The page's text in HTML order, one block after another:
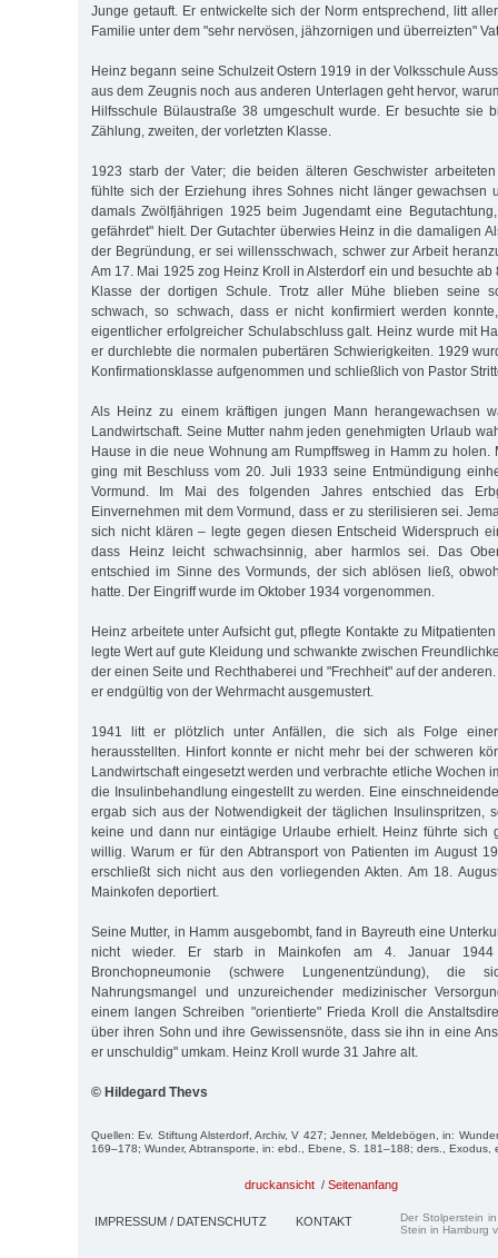
Junge getauft. Er entwickelte sich der Norm entsprechend, litt
Familie unter dem "sehr nervösen, jäh­zornigen und überreizten"
Heinz begann seine Schulzeit Ostern 1919 in der Volksschule
aus dem Zeugnis noch aus anderen Unterlagen geht hervor,
Hilfsschule Bülaustraße 38 umgeschult wurde. Er besuchte sie
Zählung, zweiten, der vorletzten Klasse.
1923 starb der Vater; die beiden älteren Geschwister
fühlte sich der Erziehung ihres Sohnes nicht länger gewachsen
damals Zwölfjährigen 1925 beim Jugendamt eine
gefährdet" hielt. Der Gutachter überwies Heinz in die damaligen
der Begründung, er sei willensschwach, schwer zur Arbeit
Am 17. Mai 1925 zog Heinz Kroll in Alsterdorf ein und besuchte
Klasse der dortigen Schule. Trotz aller Mühe blieben seine
schwach, so schwach, dass er nicht konfirmiert werden
eigentlicher erfolgreicher Schulabschluss galt. Heinz wurde mit
er durchlebte die normalen pubertären Schwierigkeiten. 1929
Konfirmationsklasse aufgenommen und schließlich von Pastor
Als Heinz zu einem kräftigen jungen Mann herangewachsen
Landwirtschaft. Seine Mutter nahm jeden genehmigten Urlaub
Hause in die neue Wohnung am Rumpffsweg in Hamm zu holen.
ging mit Beschluss vom 20. Juli 1933 seine Entmündigung
Vormund. Im Mai des folgenden Jahres entschied das
Einvernehmen mit dem Vormund, dass er zu sterilisieren sei.
sich nicht klären – legte gegen diesen Entscheid Widerspruch
dass Heinz leicht schwachsinnig, aber harmlos sei. Das
entschied im Sinne des Vormunds, der sich ablösen ließ,
hatte. Der Eingriff wurde im Oktober 1934 vorgenommen.
Heinz arbeitete unter Aufsicht gut, pflegte Kontakte zu
legte Wert auf gute Kleidung und schwankte zwischen
der einen Seite und Rechthaberei und "Frechheit" auf der
er endgültig von der Wehrmacht ausgemustert.
1941 litt er plötzlich unter Anfällen, die sich als Folge einer
herausstellten. Hinfort konnte er nicht mehr bei der schweren
Landwirtschaft eingesetzt werden und verbrachte etliche Wochen
die Insulinbehandlung eingestellt zu werden. Eine
ergab sich aus der Notwendigkeit der täglichen Insulinspritzen,
keine und dann nur eintägige Urlaube erhielt. Heinz führte sich
willig. Warum er für den Abtransport von Patienten im August
erschließt sich nicht aus den vorliegenden Akten. Am 18.
Mainkofen deportiert.
Seine Mutter, in Hamm ausgebombt, fand in Bayreuth eine
nicht wieder. Er starb in Mainkofen am 4. Januar
Bronchopneumonie (schwere Lungenentzündung),
Nahrungsmangel und unzureichender medizinischer
einem langen Schreiben "orientierte" Frieda Kroll die
über ihren Sohn und ihre Gewissensnöte, dass sie ihn in eine
er unschuldig" um­kam. Heinz Kroll wurde 31 Jahre alt.
© Hildegard Thevs
Quellen: Ev. Stiftung Alsterdorf, Archiv, V 427; Jenner, Meldebögen, in:
169–178; Wunder, Abtransporte, in: ebd., Ebene, S. 181–188; ders., Exodus,
druckansicht / Seitenanfang
IMPRESSUM / DATENSCHUTZ KONTAKT
Der Stolperstein
Stein in Hamburg